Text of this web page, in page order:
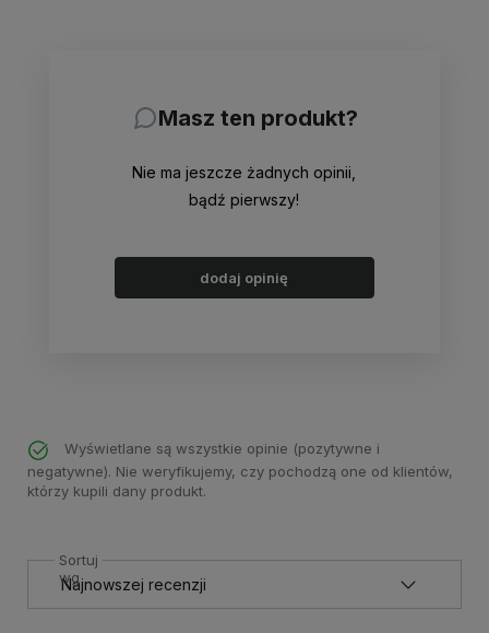
Masz ten produkt?
Nie ma jeszcze żadnych opinii,
bądź pierwszy!
dodaj opinię
Wyświetlane są wszystkie opinie (pozytywne i
negatywne). Nie weryfikujemy, czy pochodzą one od klientów,
którzy kupili dany produkt.
Sortuj
wg